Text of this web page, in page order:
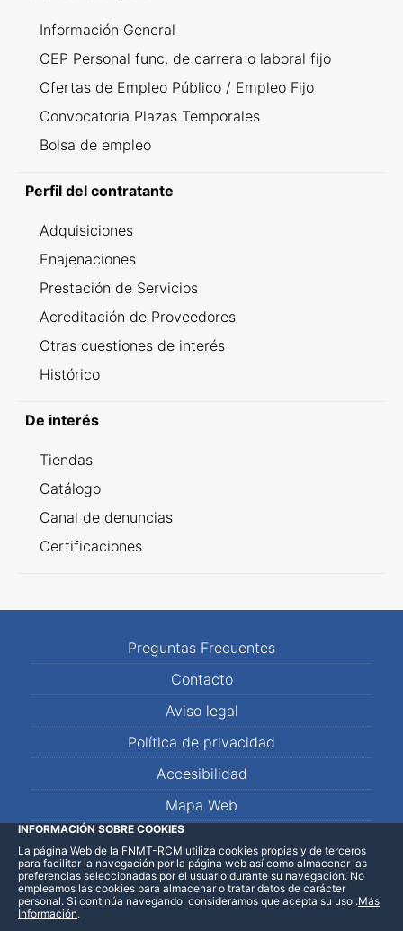
Información General
OEP Personal func. de carrera o laboral fijo
Ofertas de Empleo Público / Empleo Fijo
Convocatoria Plazas Temporales
Bolsa de empleo
Perfil del contratante
Adquisiciones
Enajenaciones
Prestación de Servicios
Acreditación de Proveedores
Otras cuestiones de interés
Histórico
De interés
Tiendas
Catálogo
Canal de denuncias
Certificaciones
Preguntas Frecuentes
Contacto
Aviso legal
Política de privacidad
Accesibilidad
Mapa Web
LinkedInFacebookWhatsApp
INFORMACIÓN SOBRE COOKIES
La página Web de la FNMT-RCM utiliza cookies propias y de terceros
para facilitar la navegación por la página web así como almacenar las
preferencias seleccionadas por el usuario durante su navegación. No
empleamos las cookies para almacenar o tratar datos de carácter
personal. Si continúa navegando, consideramos que acepta su uso .Más
Información.